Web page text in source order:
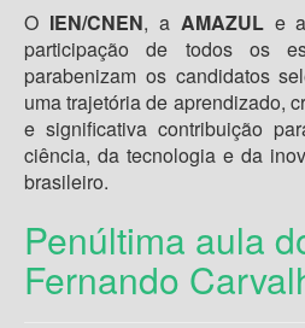
O IEN/CNEN, a AMAZULe a
participação de todos os
parabenizam os candidatos
uma trajetória de aprendizado,
e significativa contribuição
ciência, da tecnologia e da
brasileiro.
Penúltima aula
Fernando